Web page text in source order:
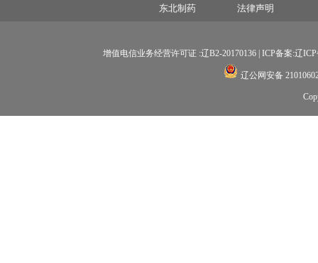
东北制药 法律声明
增值电信业务经营许可证 :辽B2-20170136 | ICP备案:辽
辽公网安备